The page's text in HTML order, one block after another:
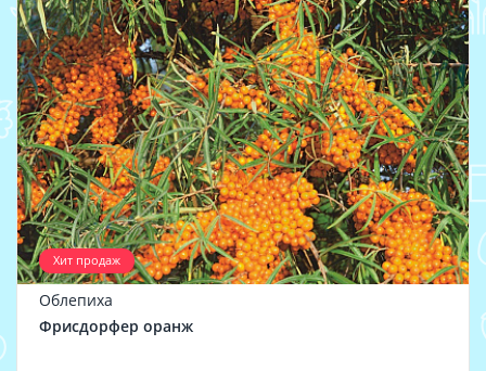
Хит продаж
Облепиха
Фрисдорфер оранж